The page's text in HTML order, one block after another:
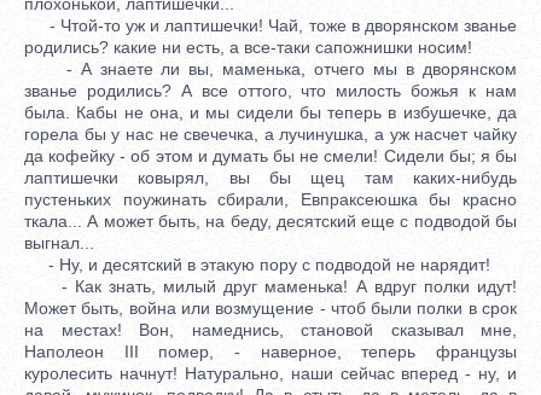
- Чтой-то уж и лаптишечки! Чай, тоже в дворянском званье
родились? какие ни есть, а все-таки сапожнишки носим!
- А знаете ли вы, маменька, отчего мы в дворянском
званье родились? А все оттого, что милость божья к нам
была. Кабы не она, и мы сидели бы теперь в избушечке, да
горела бы у нас не свечечка, а лучинушка, а уж насчет чайку
да кофейку - об этом и думать бы не смели! Сидели бы; я бы
лаптишечки ковырял, вы бы щец там каких-нибудь
пустеньких поужинать сбирали, Евпраксеюшка бы красно
ткала... А может быть, на беду, десятский еще с подводой бы
выгнал...
- Ну, и десятский в этакую пору с подводой не нарядит!
- Как знать, милый друг маменька! А вдруг полки идут!
Может быть, война или возмущение - чтоб были полки в срок
на местах! Вон, намеднись, становой сказывал мне,
Наполеон III помер, - наверное, теперь французы
куролесить начнут! Натурально, наши сейчас вперед - ну, и